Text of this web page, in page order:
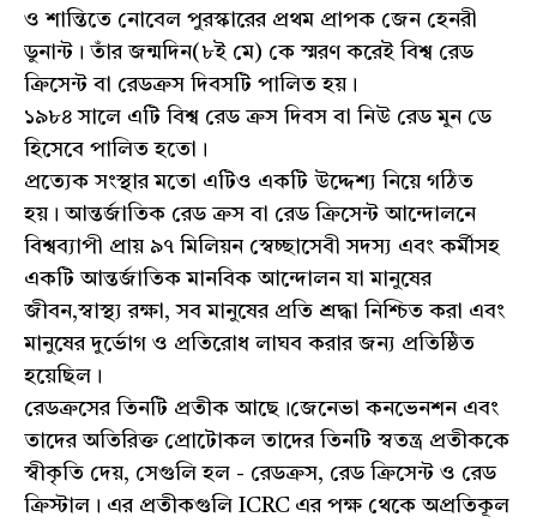
ও শান্তিতে নোবেল পুরস্কারের প্রথম প্রাপক জেন হেনরী
ডুনান্ট। তাঁর জন্মদিন(৮ই মে) কে স্মরণ করেই বিশ্ব রেড
ক্রিসেন্ট বা রেডক্রস দিবসটি পালিত হয়।
১৯৮৪ সালে এটি বিশ্ব রেড ক্রস দিবস বা নিউ রেড মুন ডে
হিসেবে পালিত হতো।
প্রত্যেক সংস্থার মতো এটিও একটি উদ্দেশ্য নিয়ে গঠিত
হয়। আন্তর্জাতিক রেড ক্রস বা রেড ক্রিসেন্ট আন্দোলনে
বিশ্বব্যাপী প্রায় ৯৭ মিলিয়ন স্বেচ্ছাসেবী সদস্য এবং কর্মীসহ
একটি আন্তর্জাতিক মানবিক আন্দোলন যা মানুষের
জীবন,স্বাস্থ্য রক্ষা, সব মানুষের প্রতি শ্রদ্ধা নিশ্চিত করা এবং
মানুষের দুর্ভোগ ও প্রতিরোধ লাঘব করার জন্য প্রতিষ্ঠিত
হয়েছিল।
রেডক্রসের তিনটি প্রতীক আছে।জেনেভা কনভেনশন এবং
তাদের অতিরিক্ত প্রোটোকল তাদের তিনটি স্বতন্ত্র প্রতীককে
স্বীকৃতি দেয়, সেগুলি হল - রেডক্রস, রেড ক্রিসেন্ট ও রেড
ক্রিস্টাল। এর প্রতীকগুলি ICRC এর পক্ষ থেকে অপ্রতিকূল